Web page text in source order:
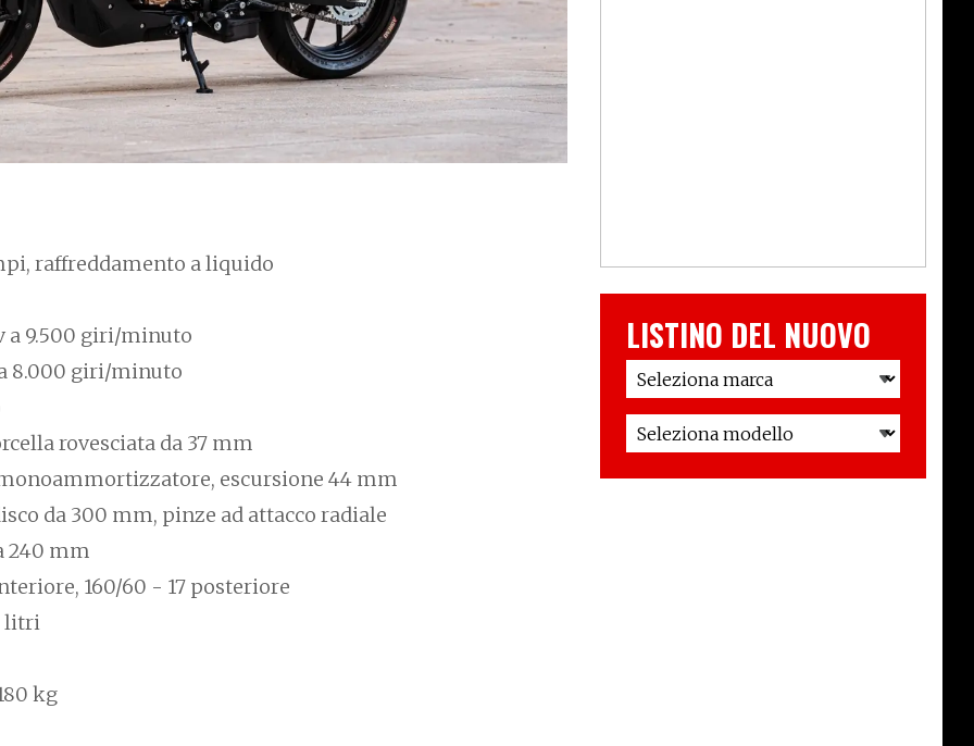
raffreddamento a liquido
a 9.500 giri/minuto
8.000 giri/minuto
rovesciata da 37 mm
escursione 44 mm
da 300 mm, pinze ad attacco radiale
240 mm
160/60 - 17 posteriore
litri
kg
LISTINO DEL NUOVO